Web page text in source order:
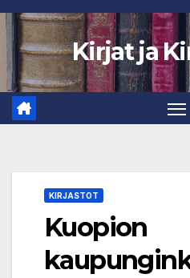
Skip
content
Kirjat ja
KIRJASTOT
Kuopion